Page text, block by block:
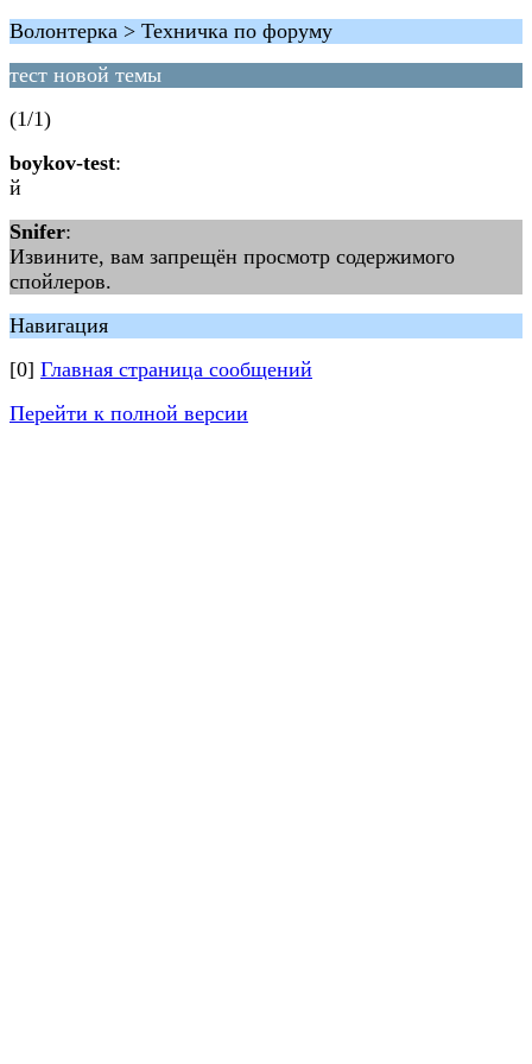
Волонтерка > Техничка по форуму
тест новой темы
(1/1)
boykov-test:
й
Snifer:
Извините, вам запрещён просмотр содержимого
спойлеров.
Навигация
[0] Главная страница сообщений
Перейти к полной версии